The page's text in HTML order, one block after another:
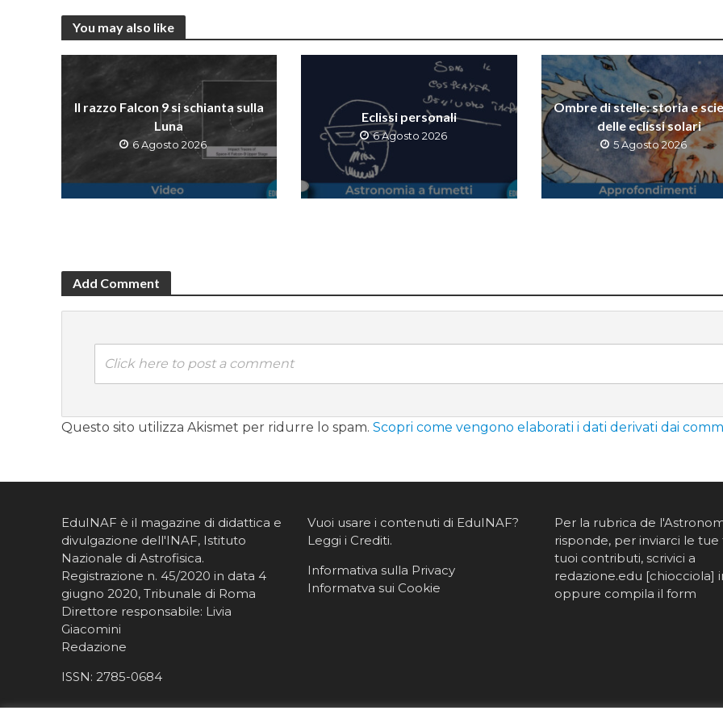
You may also like
Il razzo Falcon 9 si schianta sulla
Luna
6 Agosto 2026
Eclissi personali
6 Agosto 2026
Ombre di stelle: storia e
delle eclissi solari
5 Agosto 2026
Add Comment
Click here to post a comment
Questo sito utilizza Akismet per ridurre lo spam. Scopri come vengono elaborati i dati derivati dai
EduINAF è il magazine di didattica e
divulgazione dell'INAF, Istituto
Nazionale di Astrofisica.
Registrazione n. 45/2020 in data 4
giugno 2020, Tribunale di Roma
Direttore responsabile: Livia
Giacomini
Redazione
ISSN: 2785-0684
Vuoi usare i contenuti di EduINAF?
Leggi i Crediti.
Informativa sulla Privacy
Informatva sui Cookie
Per la rubrica de
risponde, per inviarci le tue
tuoi contributi, scrivici a
redazione.edu [chiocciola]
oppure compila il form